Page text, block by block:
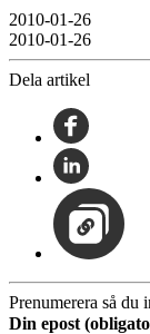
2010-01-26
2010-01-26
Dela artikel
Prenumerera så du
Din epost